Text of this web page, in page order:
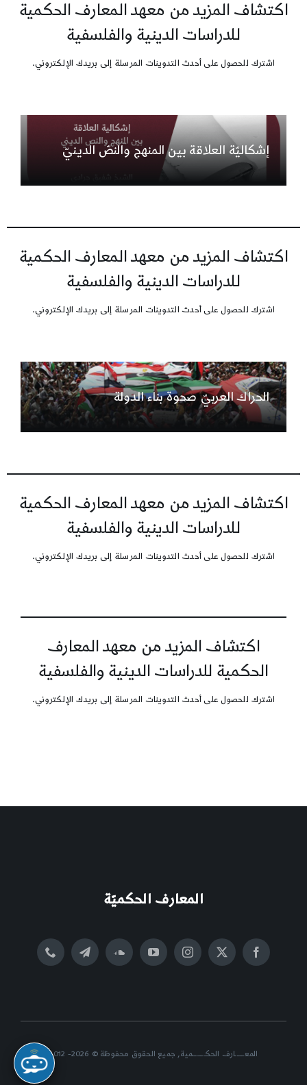
اكتشاف المزيد من معهد المعارف الحكمية
للدراسات الدينية والفلسفية
اشترك للحصول على أحدث التدوينات المرسلة إلى بريدك الإلكتروني.
إشكاليّة العلاقة بين المنهج والنصّ الدينيّ
اكتشاف المزيد من معهد المعارف الحكمية
للدراسات الدينية والفلسفية
اشترك للحصول على أحدث التدوينات المرسلة إلى بريدك الإلكتروني.
الحراك العربيّ صحوة بناء الدولة
اكتشاف المزيد من معهد المعارف الحكمية
للدراسات الدينية والفلسفية
اشترك للحصول على أحدث التدوينات المرسلة إلى بريدك الإلكتروني.
اكتشاف المزيد من معهد المعارف
الحكمية للدراسات الدينية والفلسفية
اشترك للحصول على أحدث التدوينات المرسلة إلى بريدك الإلكتروني.
المعارف الحكميّة
المعــــــارف الحكــــــــمية, جميع الحقوق محفوظة © 2026- 2012